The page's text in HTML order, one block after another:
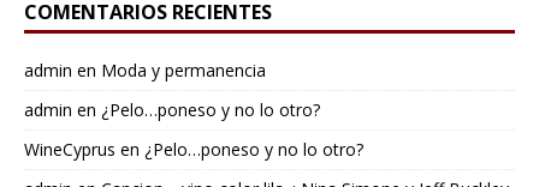
COMENTARIOS RECIENTES
admin en Moda y permanencia
admin en ¿Pelo…poneso y no lo otro?
WineCyprus en ¿Pelo…poneso y no lo otro?